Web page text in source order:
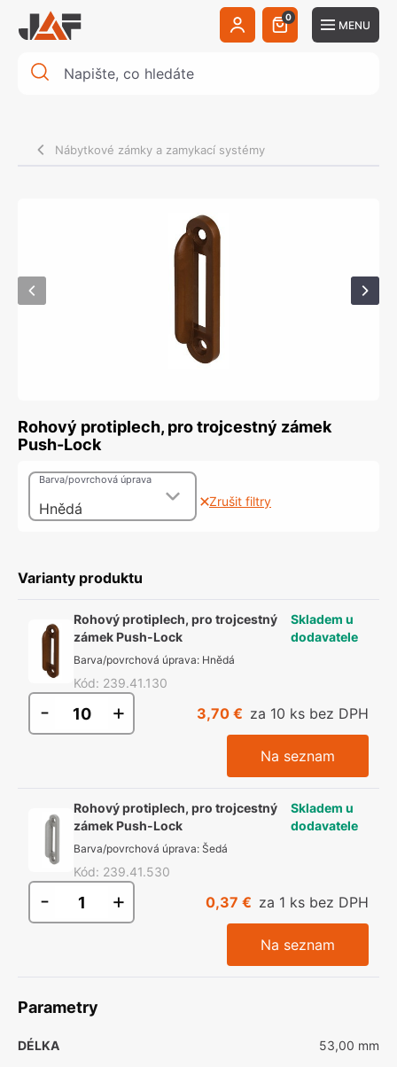
0
MENU
Nábytkové zámky a zamykací systémy
Rohový protiplech, pro trojcestný zámek
Push-Lock
Hnědá
Barva/povrchová úprava
Zrušit filtry
Varianty produktu
Rohový protiplech, pro trojcestný
zámek Push-Lock
Barva/povrchová úprava: Hnědá
Kód: 239.41.130
Skladem u
dodavatele
- + 3,70 € za 10 ks bez DPH
Na seznam
Rohový protiplech, pro trojcestný
zámek Push-Lock
Barva/povrchová úprava: Šedá
Kód: 239.41.530
Skladem u
dodavatele
- + 0,37 € za 1 ks bez DPH
Na seznam
Parametry
DÉLKA 53,00 mm